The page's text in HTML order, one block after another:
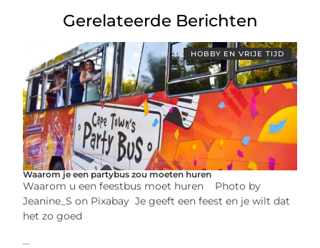
Gerelateerde Berichten
HOBBY EN VRIJE TIJD
Waarom je een partybus zou moeten huren
Waarom u een feestbus moet huren ‍ Photo by
Jeanine_S on Pixabay ‍ Je geeft een feest en je wilt dat
het zo goed
...